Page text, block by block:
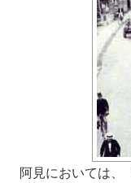
阿見においては、